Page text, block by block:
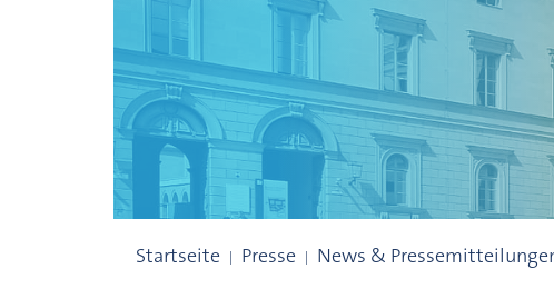
Startseite Presse News &